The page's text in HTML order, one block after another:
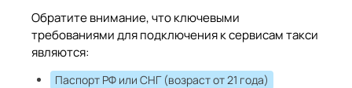
Обратите внимание, что ключевыми
требованиями для подключения к сервисам такси
являются:
Паспорт РФ или СНГ (возраст от 21 года)